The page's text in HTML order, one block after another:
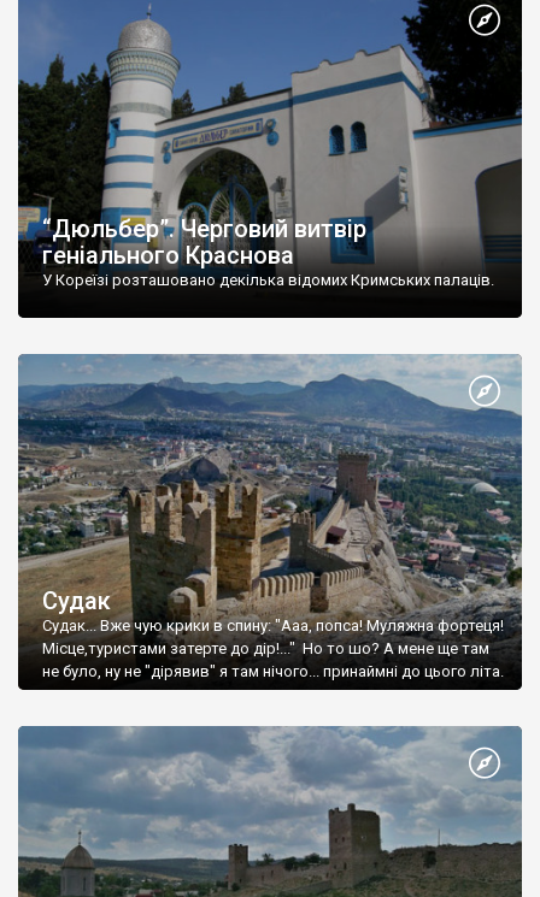
“Дюльбер”. Черговий витвір
геніального Краснова
У Кореїзі розташовано декілька відомих Кримських палаців.
Судак
Судак... Вже чую крики в спину: "Ааа, попса! Муляжна фортеця!
Місце,туристами затерте до дір!..." Но то шо? А мене ще там
не було, ну не "дірявив" я там нічого... принаймні до цього літа.